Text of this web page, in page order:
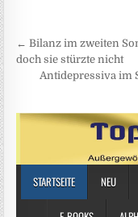
← Bilanz im zweiten
doch sie stürzte nicht
Antidepressiva im